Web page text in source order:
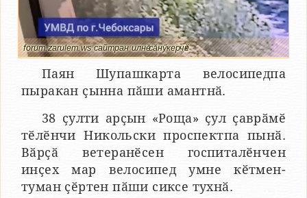
forum.zarulem.ws сайтран илнӗ сӑнӳкерчӗк
Паян Шупашкарта велосипедпа
пыракан ҫынна пӑши амантнӑ.
38 ҫулти арҫын «Роща» ҫул ҫаврӑмӗ
тӗлӗнчи Никольски проспектпа пынӑ.
Вӑрҫӑ ветеранӗсен госпиталӗнчен
инҫех мар велосипед умне кӗтмен-
туман ҫӗртен пӑши сиксе тухнӑ.